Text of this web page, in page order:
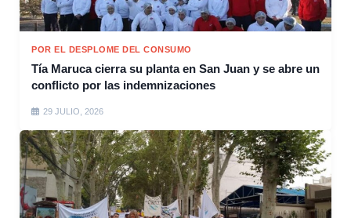
POR EL DESPLOME DEL CONSUMO
Tía Maruca cierra su planta en San Juan y se abre un
conflicto por las indemnizaciones
29 JULIO, 2026